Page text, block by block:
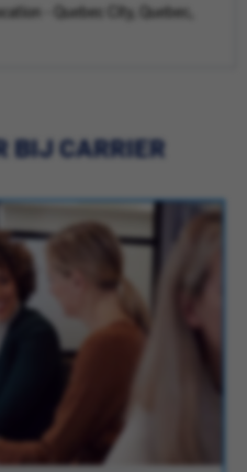
- Quebec City, Quebec,
BIJ CARRIER